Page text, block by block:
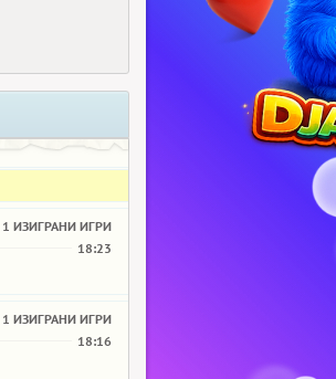
1 ИЗИГРАНИ ИГРИ
18:23
1 ИЗИГРАНИ ИГРИ
18:16